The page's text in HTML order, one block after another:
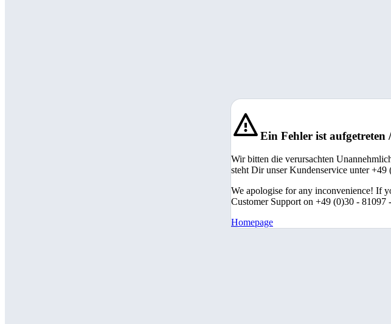
Ein Fehler ist aufgetreten
Wir bitten die verursachten
steht Dir unser Kundenservice unter
We apologise for any inconvenience! If
Customer Support on +49 (0)30 - 81097
Homepage